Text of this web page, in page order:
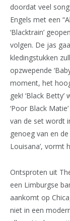
doordat veel
Engels met een
‘Blacktrain’
volgen. De jas
kledingstukken
opzwepende
moment, het
gek! ‘Black
‘Poor Black
van de set wordt
genoeg van en de
Louisana’, vormt
Ontsproten uit
een Limburgse
aankomt op
niet in een